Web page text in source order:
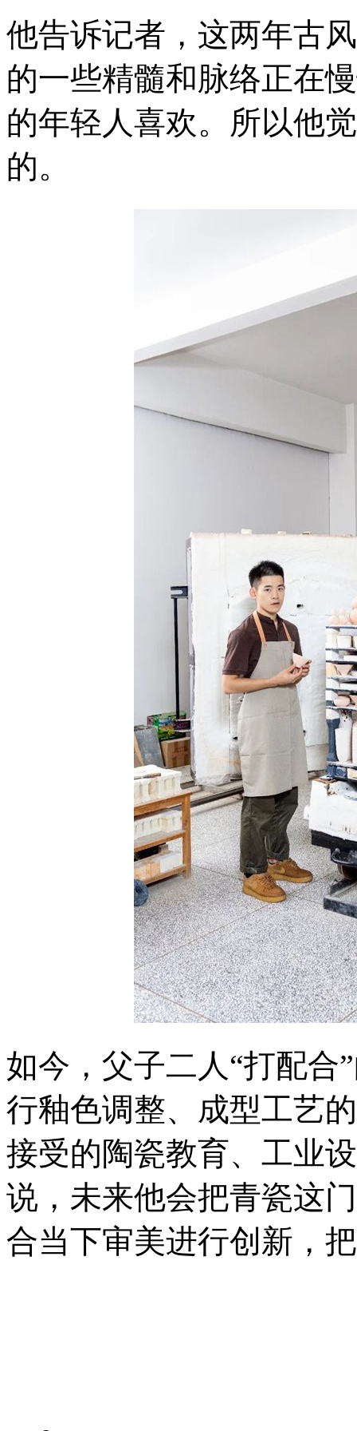
他告诉记者，这两年古
的一些精髓和脉络正在
的年轻人喜欢。所以他
的。
如今，父子二人“打配合
行釉色调整、成型工艺
接受的陶瓷教育、工业
说，未来他会把青瓷这
合当下审美进行创新，